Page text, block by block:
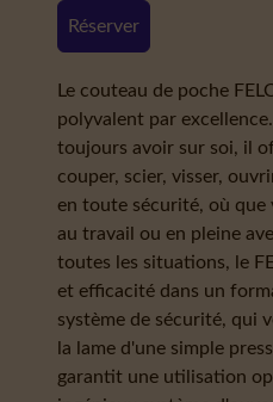
Réserver
Le couteau de poche
polyvalent par
toujours avoir sur soi, il
couper, scier, visser,
en toute sécurité, où que
au travail ou en pleine
toutes les situations, le
et efficacité dans un
système de sécurité, qui
la lame d'une simple
garantit une utilisation